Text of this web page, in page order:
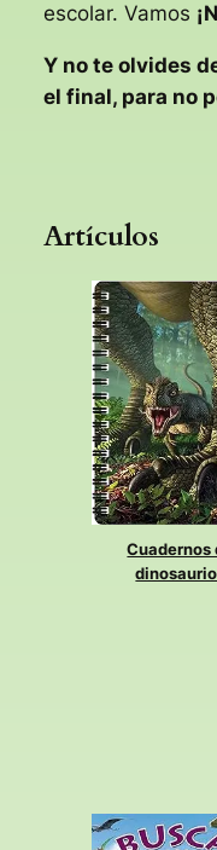
escolar. Vamos
Y no te olvides
el final, para no
Artículos
Cuadernos
Toma nota